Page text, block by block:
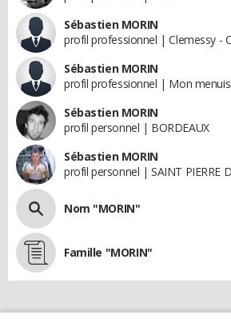
Sébastien MORIN
profil professionnel | Clemessy -
Sébastien MORIN
profil professionnel | Mon
Sébastien MORIN
profil personnel | BORDEAUX
Sébastien MORIN
profil personnel | SAINT PIERRE
Nom "MORIN"
Famille "MORIN"